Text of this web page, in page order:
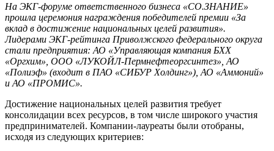
На ЭКГ-форуме ответственного бизнеса «СО.ЗНАНИЕ»
прошла церемония награждения победителей премии «За
вклад в достижение национальных целей развития».
Лидерами ЭКГ-рейтинга Приволжского федерального округа
стали предприятия: АО «Управляющая компания БХХ
«Оргхим», ООО «ЛУКОЙЛ-Пермнефтеоргсинтез», АО
«Полиэф» (входит в ПАО «СИБУР Холдинг»), АО «Аммоний»
и АО «ПРОМИС».
Достижение национальных целей развития требует
консолидации всех ресурсов, в том числе широкого участия
предпринимателей. Компании-лауреаты были отобраны,
исходя из следующих критериев: